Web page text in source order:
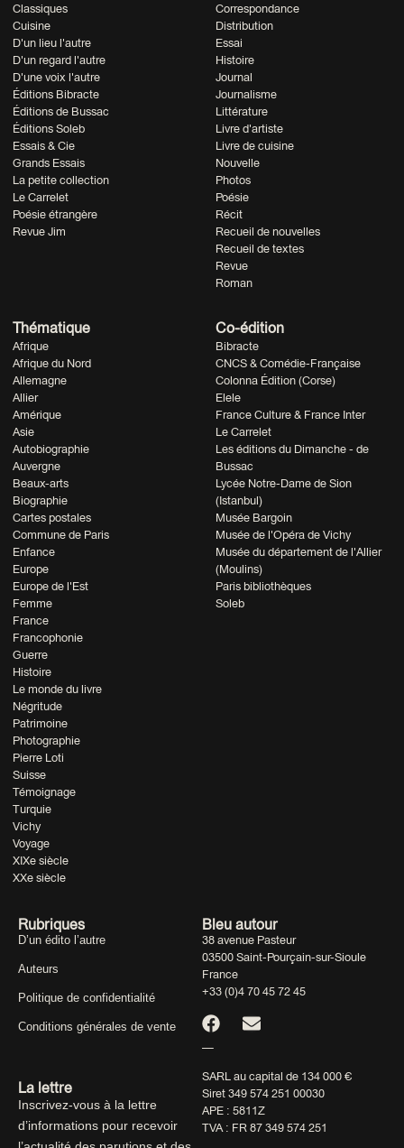
Classiques
Cuisine
D'un lieu l'autre
D'un regard l'autre
D'une voix l'autre
Éditions Bibracte
Éditions de Bussac
Éditions Soleb
Essais & Cie
Grands Essais
La petite collection
Le Carrelet
Poésie étrangère
Revue Jim
Correspondance
Distribution
Essai
Histoire
Journal
Journalisme
Littérature
Livre d'artiste
Livre de cuisine
Nouvelle
Photos
Poésie
Récit
Recueil de nouvelles
Recueil de textes
Revue
Roman
Thématique
Afrique
Afrique du Nord
Allemagne
Allier
Amérique
Asie
Autobiographie
Auvergne
Beaux-arts
Biographie
Cartes postales
Commune de Paris
Enfance
Europe
Europe de l'Est
Femme
France
Francophonie
Guerre
Histoire
Le monde du livre
Négritude
Patrimoine
Photographie
Pierre Loti
Suisse
Témoignage
Turquie
Vichy
Voyage
XIXe siècle
XXe siècle
Co-édition
Bibracte
CNCS & Comédie-Française
Colonna Édition (Corse)
Elele
France Culture & France Inter
Le Carrelet
Les éditions du Dimanche - de
Bussac
Lycée Notre-Dame de Sion
(Istanbul)
Musée Bargoin
Musée de l'Opéra de Vichy
Musée du département de l'Allier
(Moulins)
Paris bibliothèques
Soleb
Rubriques
D’un édito l’autre
Auteurs
Politique de confidentialité
Conditions générales de vente
La lettre
Inscrivez-vous à la lettre
d’informations pour recevoir
Bleu autour
38 avenue Pasteur
03500 Saint-Pourçain-sur-Sioule
France
+33 (0)4 70 45 72 45
—
SARL au capital de 134 000 €
Siret 349 574 251 00030
APE : 5811Z
TVA : FR 87 349 574 251